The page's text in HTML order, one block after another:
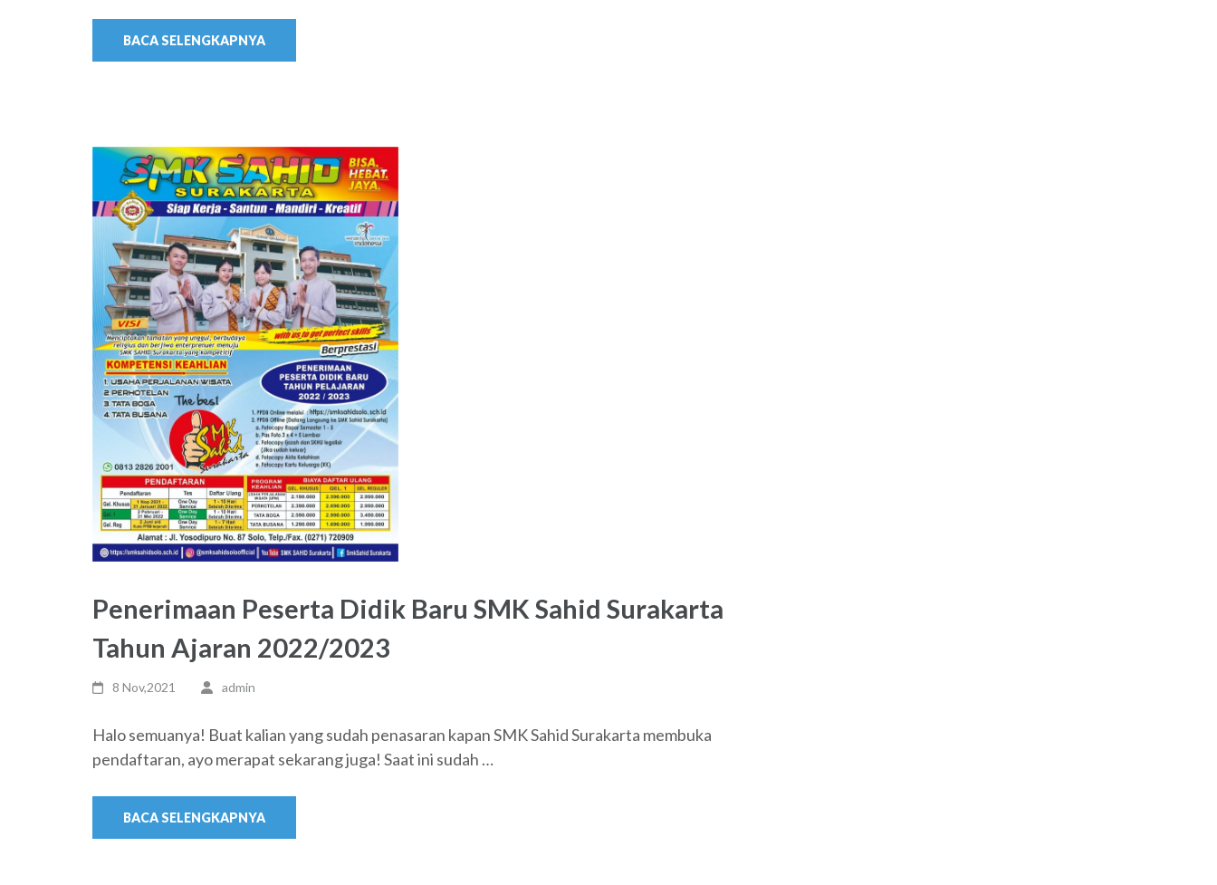
BACA SELENGKAPNYA
Penerimaan Peserta Didik Baru SMK Sahid Surakarta
Tahun Ajaran 2022/2023
8 Nov,2021 admin
Halo semuanya! Buat kalian yang sudah penasaran kapan SMK Sahid Surakarta membuka
pendaftaran, ayo merapat sekarang juga! Saat ini sudah …
BACA SELENGKAPNYA